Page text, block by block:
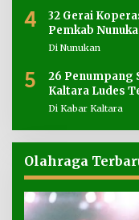
4
32 Gerai
Pemkab
Di Nunukan
5
26 Penumpang
Kaltara Ludes
Di Kabar Kaltara
Olahraga